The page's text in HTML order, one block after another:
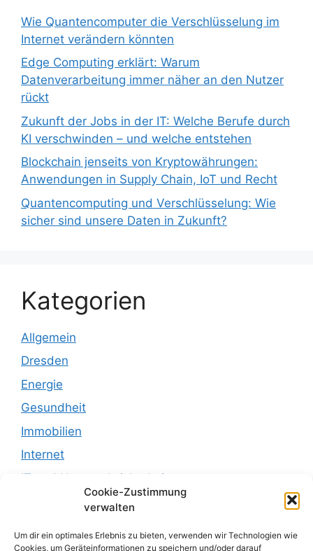
Cookie-Zustimmung
verwalten
Um dir ein optimales Erlebnis zu bieten, verwenden wir Technologien wie
Cookies, um Geräteinformationen zu speichern und/oder darauf
Wie Quantencomputer die Verschlüsselung im
Internet verändern könnten
Edge Computing erklärt: Warum
Datenverarbeitung immer näher an den Nutzer
rückt
Zukunft der Jobs in der IT: Welche Berufe durch
KI verschwinden – und welche entstehen
Blockchain jenseits von Kryptowährungen:
Anwendungen in Supply Chain, IoT und Recht
Quantencomputing und Verschlüsselung: Wie
sicher sind unsere Daten in Zukunft?
Kategorien
Allgemein
Dresden
Energie
Gesundheit
Immobilien
Internet
IT und Netzwerksicherheit